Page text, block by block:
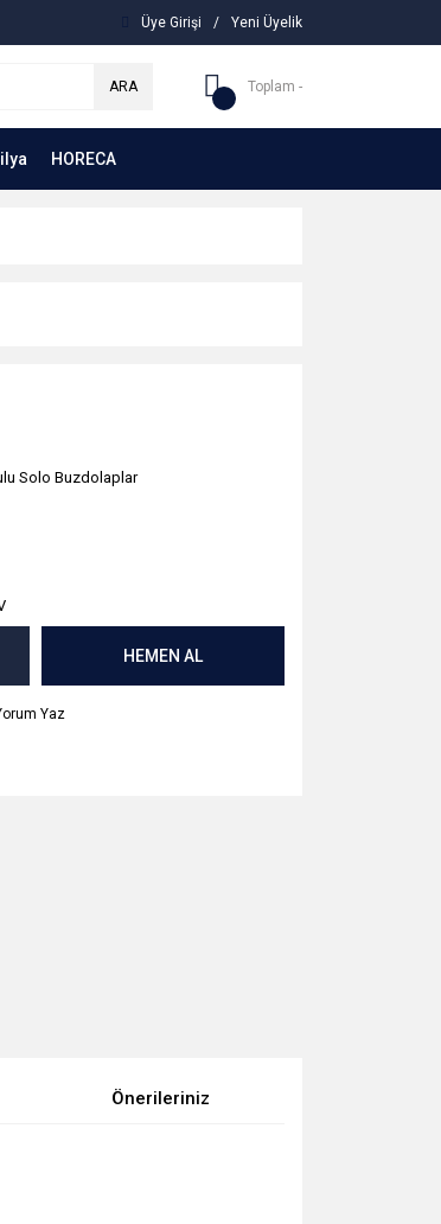
Üye Girişi / Yeni Üyelik
ARA Toplam -
HORECA
Solo Buzdolaplar
HEMEN AL
Yaz
Önerileriniz